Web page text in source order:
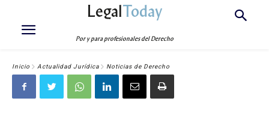
LegalToday
Por y para profesionales del Derecho
Inicio Actualidad Jurídica Noticias de Derecho